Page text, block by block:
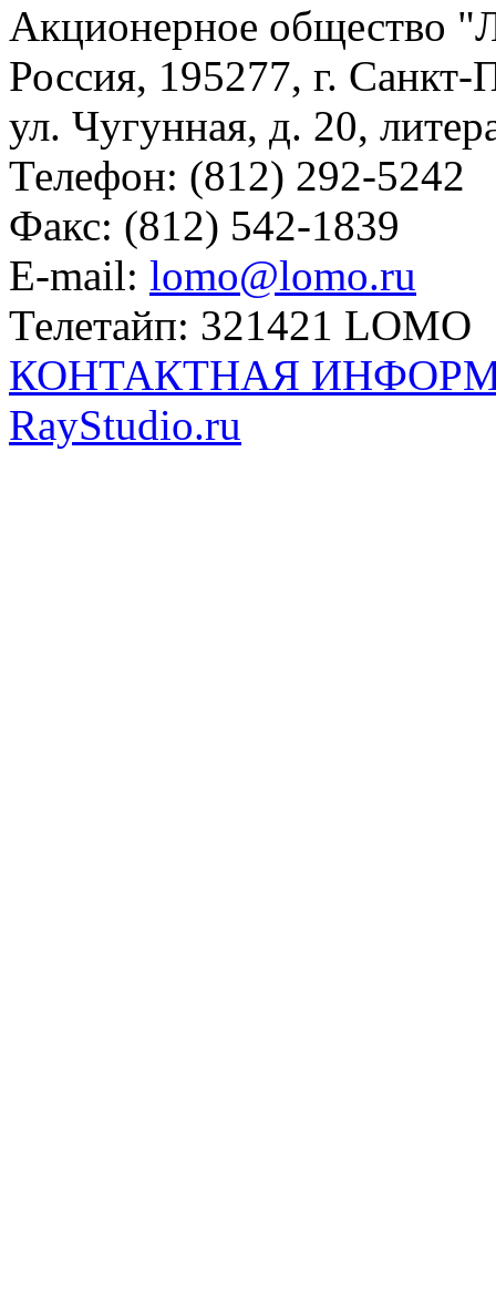
Акционерное общество
Россия, 195277, г. Санкт-
ул. Чугунная, д. 20,
Телефон: (812) 292-5242
Факс: (812) 542-1839
E-mail: lomo@lomo.ru
Телетайп: 321421 LOMO
КОНТАКТНАЯ
RayStudio.ru